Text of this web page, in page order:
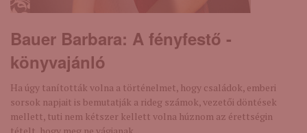
Bauer Barbara: A ​fényfestő -
könyvajánló
Ha úgy tanították volna a történelmet, hogy családok, emberi
sorsok napjait is bemutatják a rideg számok, vezetői döntések
mellett, tuti nem kétszer kellett volna húznom az érettségin